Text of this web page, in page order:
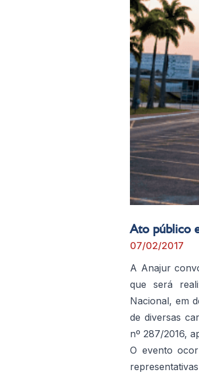
Ato público
07/02/2017
A Anajur
que será
Nacional, em
de diversas
nº 287/2016,
O evento